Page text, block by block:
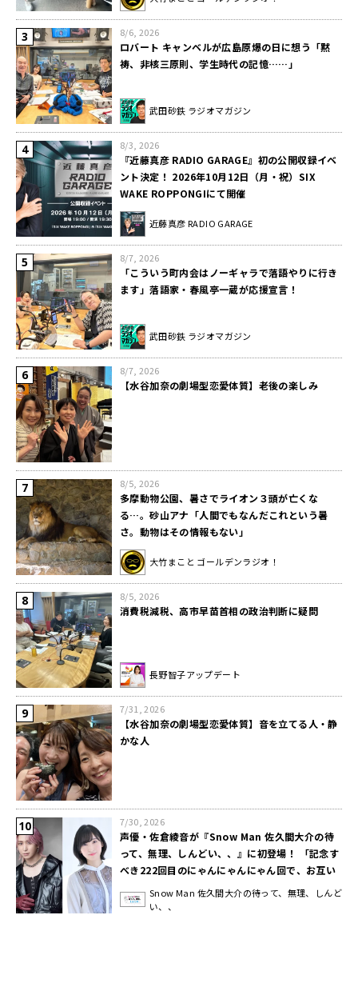
8/6, 2026
ロバート キャンベルが広島原爆の日に想う「黙
祷、非核三原則、学生時代の記憶……」
武田砂鉄 ラジオマガジン
8/3, 2026
『近藤真彦 RADIO GARAGE』初の公開収録イベ
ント決定！ 2026年10月12日（月・祝）SIX
WAKE ROPPONGIにて開催
近藤真彦 RADIO GARAGE
8/7, 2026
「こういう町内会はノーギャラで落語やりに行き
ます」落語家・春風亭一蔵が応援宣言！
武田砂鉄 ラジオマガジン
8/7, 2026
【水谷加奈の劇場型恋愛体質】老後の楽しみ
8/5, 2026
多摩動物公園、暑さでライオン３頭が亡くな
る…。砂山アナ「人間でもなんだこれという暑
さ。動物はその情報もない」
大竹まこと ゴールデンラジオ！
8/5, 2026
消費税減税、高市早苗首相の政治判断に疑問
長野智子アップデート
7/31, 2026
【水谷加奈の劇場型恋愛体質】音を立てる人・静
かな人
7/30, 2026
声優・佐倉綾音が『Snow Man 佐久間大介の待
って、無理、しんどい、、』に初登場！ 「記念す
べき222回目のにゃんにゃんにゃん回で、お互い
ねこが好きなのに…」
Snow Man 佐久間大介の待って、無理、しんど
い、、